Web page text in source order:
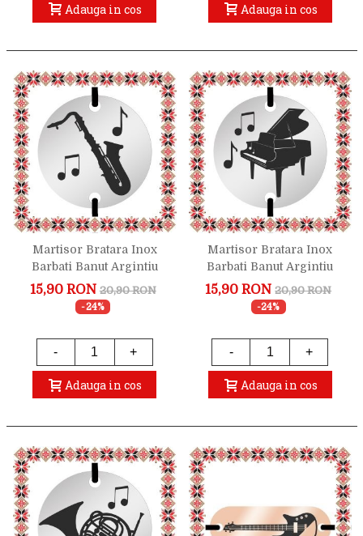
Adauga in cos Adauga in cos
Martisor Bratara Inox
Barbati Banut Argintiu
Saxofon
15,90 RON 20,90 RON
-24%
- +
Adauga in cos
Martisor Bratara Inox
Barbati Banut Argintiu
Pian
15,90 RON 20,90 RON
-24%
- +
Adauga in cos